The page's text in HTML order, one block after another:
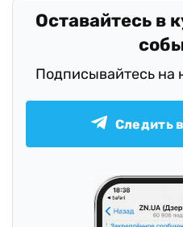
Оставайтесь в
Подписывайтесь на
Следить